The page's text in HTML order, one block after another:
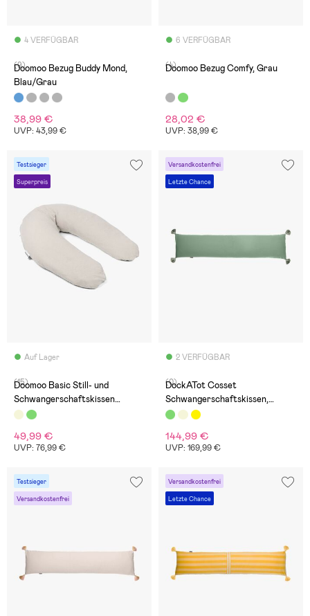
4 VERFÜGBAR
(9)
Doomoo Bezug Buddy Mond,
Blau/Grau
38,99 €
UVP: 43,99 €
6 VERFÜGBAR
(4)
Doomoo Bezug Comfy, Grau
28,02 €
UVP: 38,99 €
Testsieger
Superpreis
Auf Lager
(15)
Doomoo Basic Still- und
Schwangerschaftskissen
Musselin, Beige
49,99 €
UVP: 76,99 €
Versandkostenfrei
Letzte Chance
2 VERFÜGBAR
(0)
DockATot Cosset
Schwangerschaftskissen,
Emerald Chambray
144,99 €
UVP: 169,99 €
Testsieger
Versandkostenfrei
Versandkostenfrei
Letzte Chance